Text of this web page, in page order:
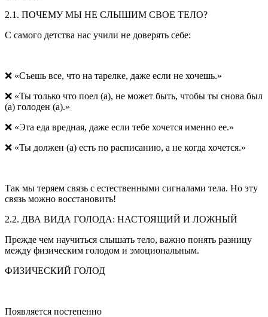
2.1. ПОЧЕМУ МЫ НЕ СЛЫШИМ СВОЕ ТЕЛО?
С самого детства нас учили не доверять себе:
❌ «Съешь все, что на тарелке, даже если не хочешь.»
❌ «Ты только что поел (а), не может быть, чтобы ты снова был
(а) голоден (а).»
❌ «Эта еда вредная, даже если тебе хочется именно ее.»
❌ «Ты должен (а) есть по расписанию, а не когда хочется.»
Так мы теряем связь с естественными сигналами тела. Но эту
связь можно восстановить!
2.2. ДВА ВИДА ГОЛОДА: НАСТОЯЩИЙ И ЛОЖНЫЙ
Прежде чем научиться слышать тело, важно понять разницу
между физическим голодом и эмоциональным.
ФИЗИЧЕСКИЙ ГОЛОД
Появляется постепенно